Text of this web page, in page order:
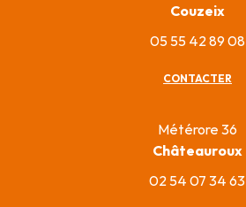
Couzeix
05 55 42 89 08
CONTACTER
Métérore 36
Châteauroux
02 54 07 34 63